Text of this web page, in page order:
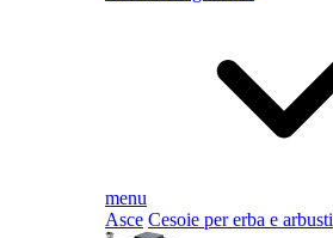
menu
Asce Cesoie per erba e arbusti